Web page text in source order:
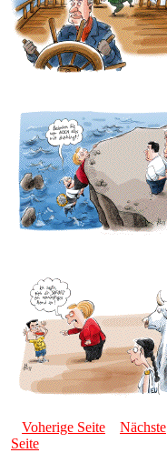
Voherige Seite
Nächste
Seite